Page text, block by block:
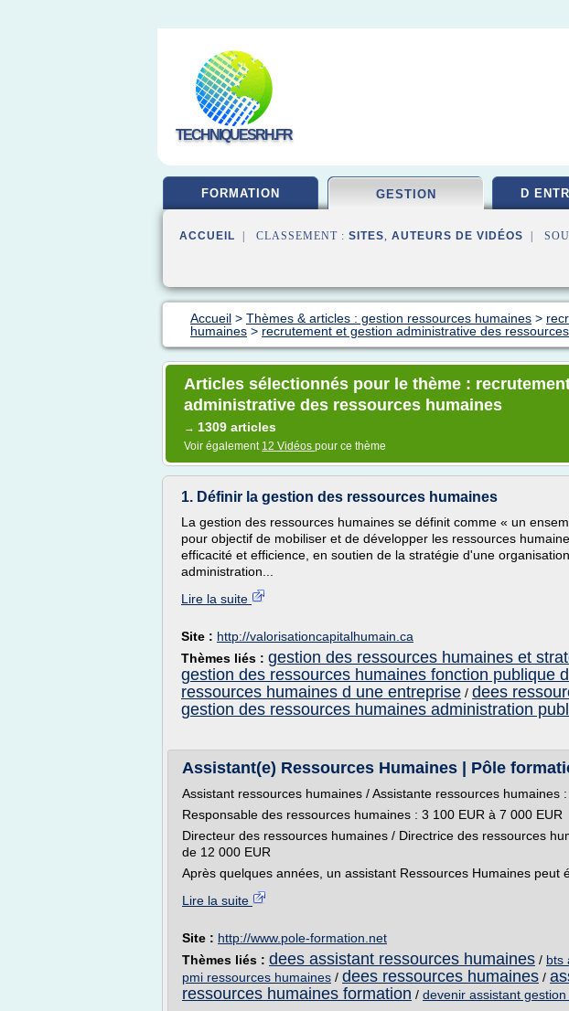
TECHNIQUESRH.FR
FORMATION GESTION D
ACCUEIL | CLASSEMENT : SITES, AUTEURS DE VIDÉOS |
Accueil > Thèmes & articles : gestion ressources humaines >
humaines > recrutement et gestion administrative des
Articles sélectionnés pour le thème :
administrative des ressources humaines
→ 1309 articles
Voir également 12 Vidéos pour ce thème
1. Définir la gestion des ressources humaines
La gestion des ressources humaines se définit comme « un
pour objectif de mobiliser et de développer les ressources
efficacité et efficience, en soutien de la stratégie d'une
administration...
Lire la suite
Site : http://valorisationcapitalhumain.ca
Thèmes liés : gestion des ressources humaines et
gestion des ressources humaines fonction publique
ressources humaines d une entreprise / dees
gestion des ressources humaines administration
Assistant(e) Ressources Humaines | Pôle
Assistant ressources humaines / Assistante ressources humaines
Responsable des ressources humaines : 3 100 EUR à 7 000 EUR
Directeur des ressources humaines / Directrice des ressources
de 12 000 EUR
Après quelques années, un assistant Ressources Humaines peut
Lire la suite
Site : http://www.pole-formation.net
Thèmes liés : dees assistant ressources humaines / bts
pmi ressources humaines / dees ressources humaines /
ressources humaines formation / devenir assistant